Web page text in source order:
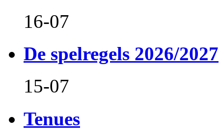
16-07
De spelregels 2026/2027
15-07
Tenues